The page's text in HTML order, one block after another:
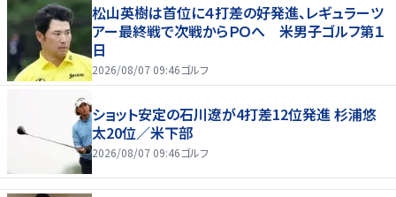
松山英樹は首位に４打差の好発進、レギュラーツ
アー最終戦で次戦からＰＯへ 米男子ゴルフ第１
日
2026/08/07 09:46ゴルフ
ショット安定の石川遼が4打差12位発進 杉浦悠
太20位／米下部
2026/08/07 09:46ゴルフ